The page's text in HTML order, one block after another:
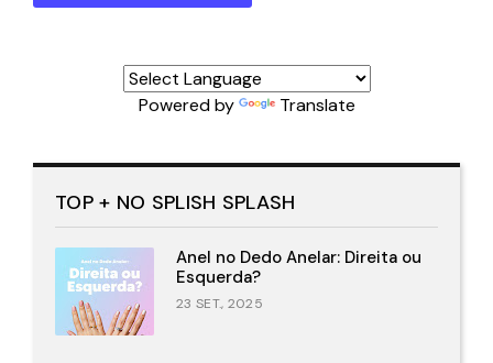
Powered by Translate
TOP + NO SPLISH SPLASH
Anel no Dedo Anelar: Direita ou
Esquerda?
23 SET., 2025